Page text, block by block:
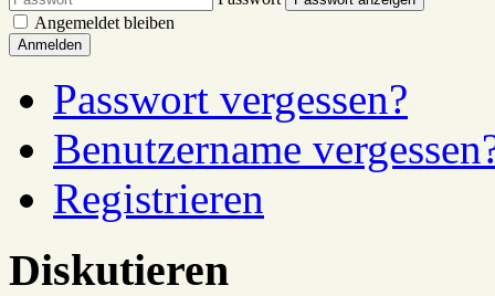
Angemeldet bleiben
Anmelden
Passwort vergessen?
Benutzername
Registrieren
Diskutieren